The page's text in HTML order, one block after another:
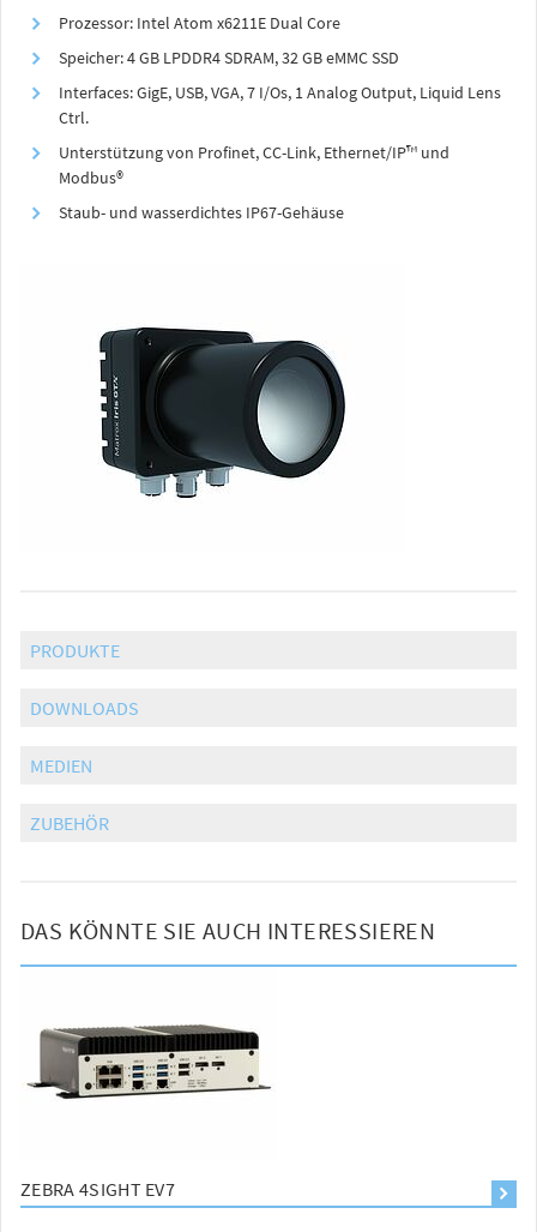
Prozessor: Intel Atom x6211E Dual Core
Speicher: 4 GB LPDDR4 SDRAM, 32 GB eMMC SSD
Interfaces: GigE, USB, VGA, 7 I/Os, 1 Analog Output, Liquid Lens
Ctrl.
Unterstützung von Profinet, CC-Link, Ethernet/IP™ und
Modbus®
Staub- und wasserdichtes IP67-Gehäuse
PRODUKTE
DOWNLOADS
MEDIEN
ZUBEHÖR
DAS KÖNNTE SIE AUCH INTERESSIEREN
ZEBRA 4SIGHT EV7